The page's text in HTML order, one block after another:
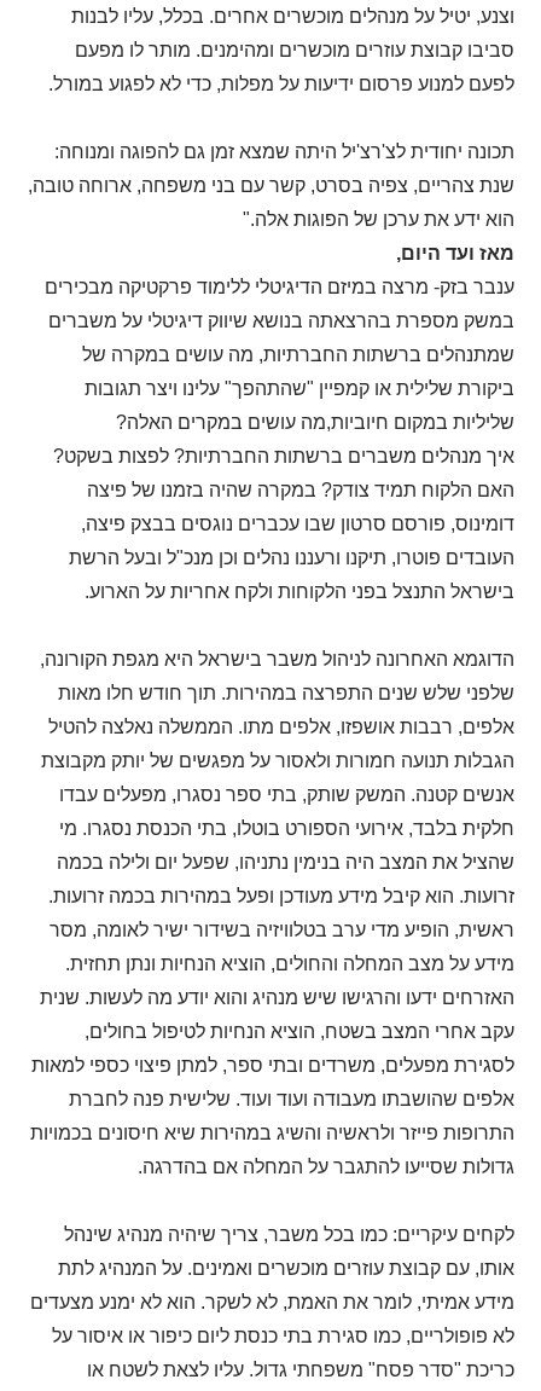
וצנע, יטיל על מנהלים מוכשרים אחרים. בכלל, עליו לבנות
סביבו קבוצת עוזרים מוכשרים ומהימנים. מותר לו מפעם
לפעם למנוע פרסום ידיעות על מפלות, כדי לא לפגוע במורל.
תכונה יחודית לצ'רצ'יל היתה שמצא זמן גם להפוגה ומנוחה:
שנת צהריים, צפיה בסרט, קשר עם בני משפחה, ארוחה טובה,
הוא ידע את ערכן של הפוגות אלה."
מאז ועד היום,
ענבר בזק- מרצה במיזם הדיגיטלי ללימוד פרקטיקה מבכירים
במשק מספרת בהרצאתה בנושא שיווק דיגיטלי על משברים
שמתנהלים ברשתות החברתיות, מה עושים במקרה של
ביקורת שלילית או קמפיין "שהתהפך" עלינו ויצר תגובות
שליליות במקום חיוביות,מה עושים במקרים האלה?
איך מנהלים משברים ברשתות החברתיות? לפצות בשקט?
האם הלקוח תמיד צודק? במקרה שהיה בזמנו של פיצה
דומינוס, פורסם סרטון שבו עכברים נוגסים בבצק פיצה,
העובדים פוטרו, תיקנו ורעננו נהלים וכן מנכ"ל ובעל הרשת
בישראל התנצל בפני הלקוחות ולקח אחריות על הארוע.
הדוגמא האחרונה לניהול משבר בישראל היא מגפת הקורונה,
שלפני שלש שנים התפרצה במהירות. תוך חודש חלו מאות
אלפים, רבבות אושפזו, אלפים מתו. הממשלה נאלצה להטיל
הגבלות תנועה חמורות ולאסור על מפגשים של יותק מקבוצת
אנשים קטנה. המשק שותק, בתי ספר נסגרו, מפעלים עבדו
חלקית בלבד, אירועי הספורט בוטלו, בתי הכנסת נסגרו. מי
שהציל את המצב היה בנימין נתניהו, שפעל יום ולילה בכמה
זרועות. הוא קיבל מידע מעודכן ופעל במהירות בכמה זרועות.
ראשית, הופיע מדי ערב בטלוויזיה בשידור ישיר לאומה, מסר
מידע על מצב המחלה והחולים, הוציא הנחיות ונתן תחזית.
האזרחים ידעו והרגישו שיש מנהיג והוא יודע מה לעשות. שנית
עקב אחרי המצב בשטח, הוציא הנחיות לטיפול בחולים,
לסגירת מפעלים, משרדים ובתי ספר, למתן פיצוי כספי למאות
אלפים שהושבתו מעבודה ועוד ועוד. שלישית פנה לחברת
התרופות פייזר ולראשיה והשיג במהירות שיא חיסונים בכמויות
גדולות שסייעו להתגבר על המחלה אם בהדרגה.
לקחים עיקריים: כמו בכל משבר, צריך שיהיה מנהיג שינהל
אותו, עם קבוצת עוזרים מוכשרים ואמינים. על המנהיג לתת
מידע אמיתי, לומר את האמת, לא לשקר. הוא לא ימנע מצעדים
לא פופולריים, כמו סגירת בתי כנסת ליום כיפור או איסור על
כריכת "סדר פסח" משפחתי גדול. עליו לצאת לשטח או